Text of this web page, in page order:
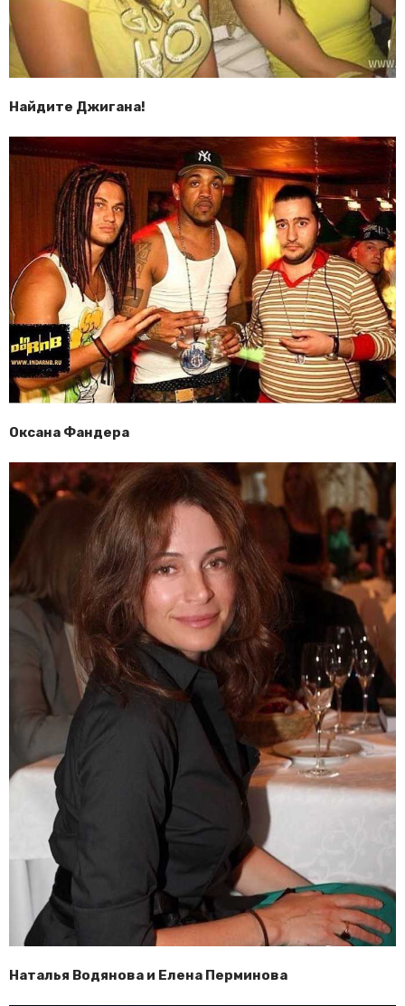
Найдите Джигана!
Оксана Фандера
Наталья Водянова и Елена Перминова